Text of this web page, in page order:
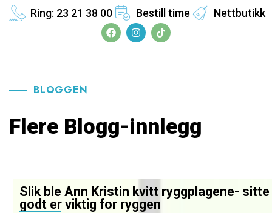
Ring: 23 21 38 00 Bestill time Nettbutikk
BLOGGEN
Flere Blogg-innlegg
Slik ble Ann Kristin kvitt ryggplagene- sitte
godt er viktig for ryggen